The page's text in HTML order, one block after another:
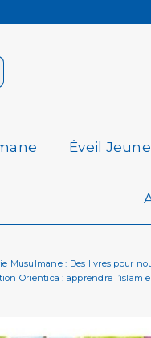
Éveil
Musulmane : Des livres pour
Orientica : apprendre l’islam